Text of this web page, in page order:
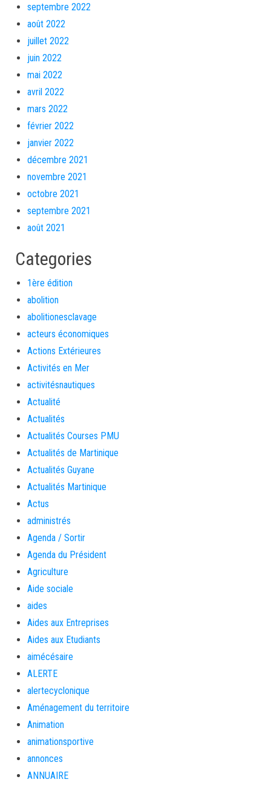
septembre 2022
août 2022
juillet 2022
juin 2022
mai 2022
avril 2022
mars 2022
février 2022
janvier 2022
décembre 2021
novembre 2021
octobre 2021
septembre 2021
août 2021
Categories
1ère édition
abolition
abolitionesclavage
acteurs économiques
Actions Extérieures
Activités en Mer
activitésnautiques
Actualité
Actualités
Actualités Courses PMU
Actualités de Martinique
Actualités Guyane
Actualités Martinique
Actus
administrés
Agenda / Sortir
Agenda du Président
Agriculture
Aide sociale
aides
Aides aux Entreprises
Aides aux Etudiants
aimécésaire
ALERTE
alertecyclonique
Aménagement du territoire
Animation
animationsportive
annonces
ANNUAIRE